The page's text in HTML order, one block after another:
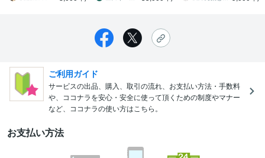
ご利用ガイド
サービスの出品、購入、取引の流れ、お支払い方法・手数料
や、ココナラを安心・安全に使って頂くための制度やマナー
など、ココナラの使い方はこちら。
お支払い方法